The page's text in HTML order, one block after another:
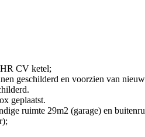
CV ketel;
geschilderd en voorzien van
geplaatst.
ruimte 29m2 (garage) en